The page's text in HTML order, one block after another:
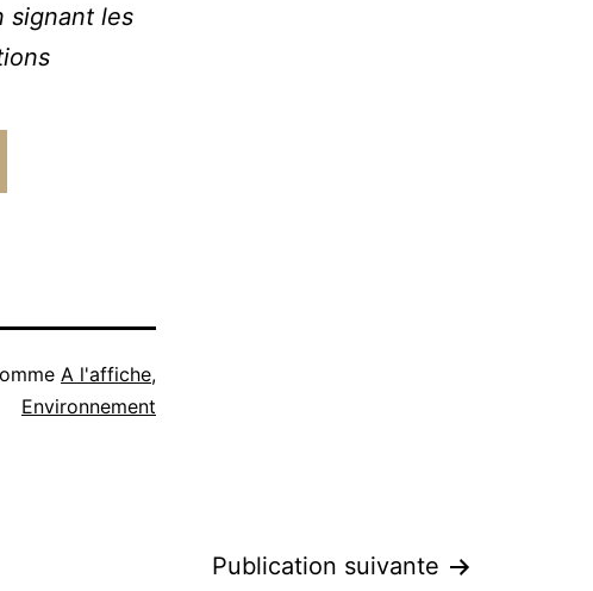
signant les
A l'affiche,
Environnement
Publication suivante